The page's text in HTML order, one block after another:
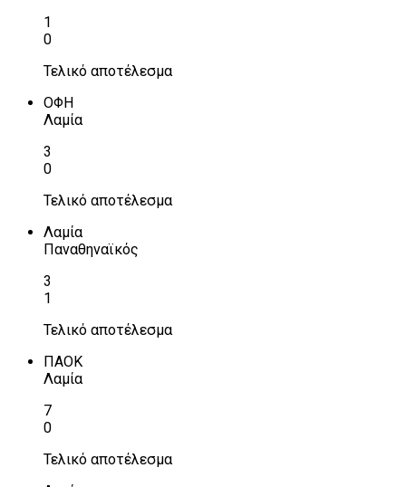
1
0
Τελικό αποτέλεσμα
ΟΦΗ
Λαμία
3
0
Τελικό αποτέλεσμα
Λαμία
Παναθηναϊκός
3
1
Τελικό αποτέλεσμα
ΠΑΟΚ
Λαμία
7
0
Τελικό αποτέλεσμα